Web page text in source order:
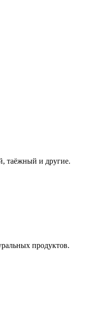
таёжный и другие.
продуктов.